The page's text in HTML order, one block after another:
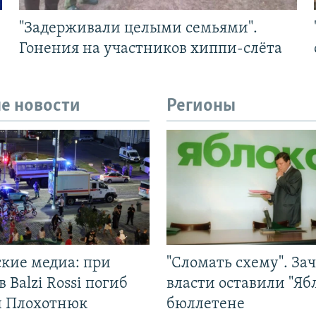
"Задерживали целыми семьями".
Гонения на участников хиппи-слёта
новости
медиа: при
Balzi Rossi погиб
Плохотнюк
Регионы
"Сломать схему".
власти оставили
бюллетене